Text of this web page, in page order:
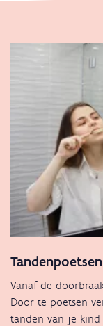
Tandenpoetsen
Vanaf de
Door te poetsen
tanden van je kind